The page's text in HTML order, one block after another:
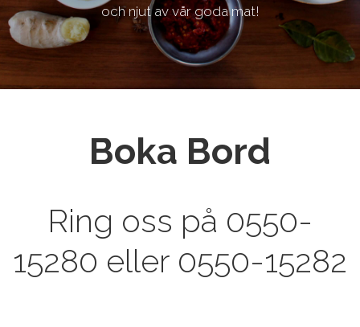
och njut av vår goda mat!
Boka Bord
Ring oss på 0550-
15280 eller 0550-15282